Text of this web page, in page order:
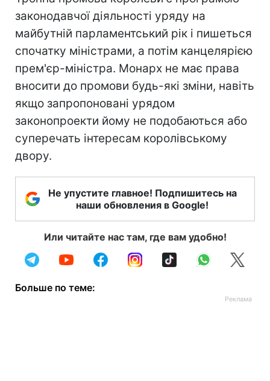
законодавчої діяльності уряду на
майбутній парламентський рік і пишеться
спочатку міністрами, а потім канцелярією
прем'єр-міністра. Монарх не має права
вносити до промови будь-які зміни, навіть
якщо запропоновані урядом
законопроекти йому не подобаються або
суперечать інтересам королівському
двору.
Не упустите главное! Подпишитесь на
наши обновления в Google!
Или читайте нас там, где вам удобно!
Больше по теме: